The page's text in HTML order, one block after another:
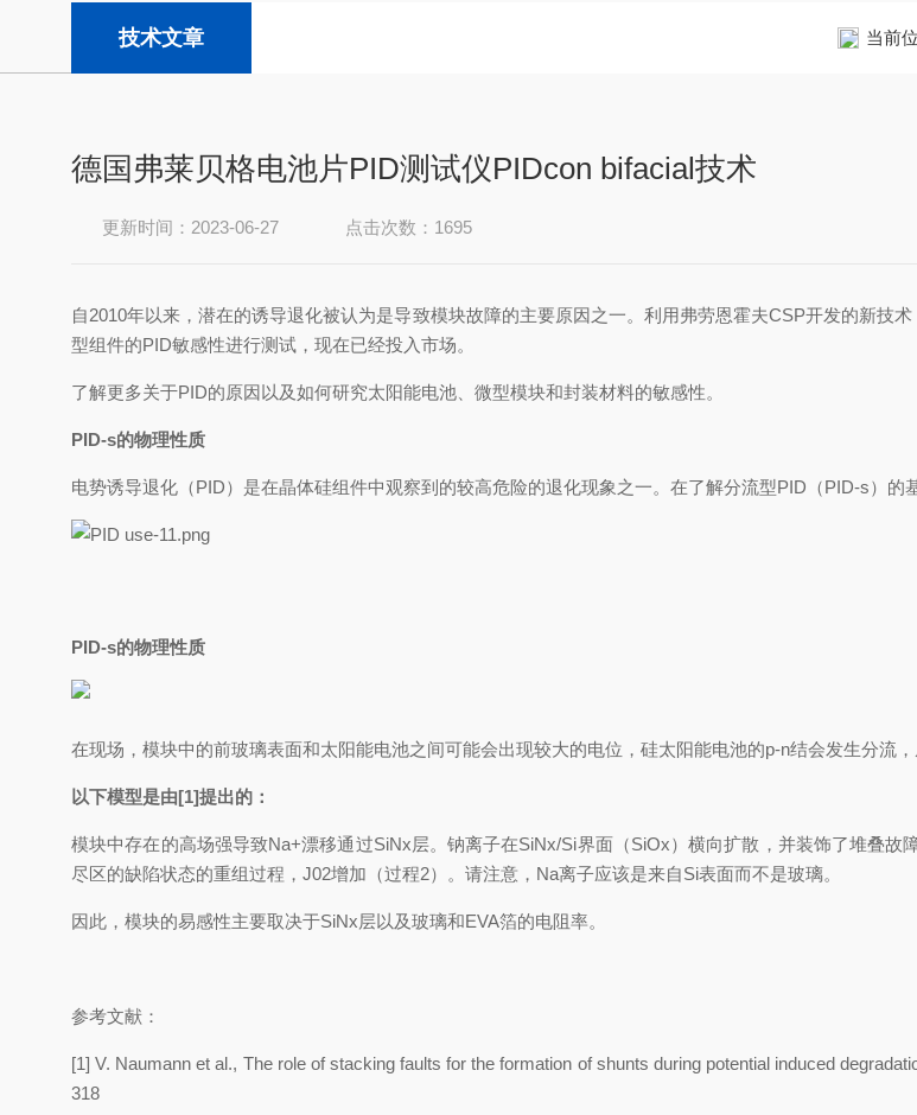
技术文章 当前位
德国弗莱贝格电池片PID测试仪PIDcon bifacial技术
更新时间：2023-06-27 点击次数：1695
自2010年以来，潜在的诱导退化被认为是导致模块故障的主要原因之一。利用弗劳恩霍夫CSP开发的新技术
型组件的PID敏感性进行测试，现在已经投入市场。
了解更多关于PID的原因以及如何研究太阳能电池、微型模块和封装材料的敏感性。
PID-s的物理性质
电势诱导退化（PID）是在晶体硅组件中观察到的较高危险的退化现象之一。在了解分流型PID （PID-s）的
PID-s的物理性质
在现场，模块中的前玻璃表面和太阳能电池之间可能会出现较大的电位，硅太阳能电池的p-n结会发生分流
以下模型是由[1]提出的：
模块中存在的高场强导致Na+漂移通过SiNx层。钠离子在SiNx/Si界面（SiOx）横向扩散，并装饰了堆叠故障
尽区的缺陷状态的重组过程， J02增加（过程2）。请注意， Na离子应该是来自Si表面而不是玻璃。
因此，模块的易感性主要取决于SiNx层以及玻璃和EVA箔的电阻率。
参考文献：
[1] V. Naumann et al., The role of stacking faults for the formation of shunts during potential induced
318